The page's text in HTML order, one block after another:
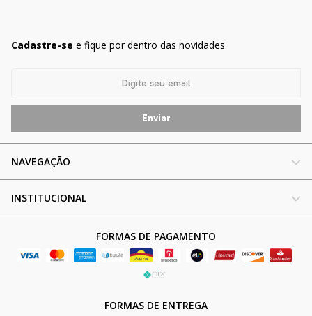
Cadastre-se e fique por dentro das novidades
NAVEGAÇÃO
INSTITUCIONAL
FORMAS DE PAGAMENTO
FORMAS DE ENTREGA